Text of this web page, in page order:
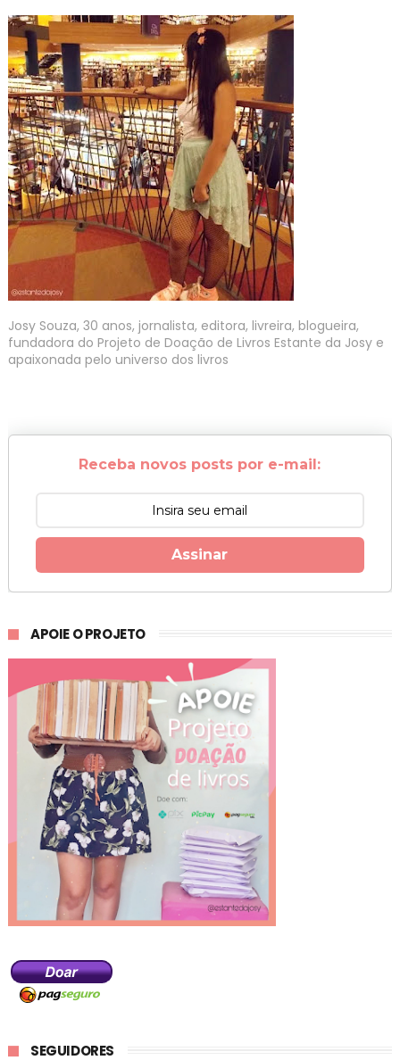
Josy Souza, 30 anos, jornalista, editora, livreira, blogueira,
fundadora do Projeto de Doação de Livros Estante da Josy e
apaixonada pelo universo dos livros
Receba novos posts por e-mail:
Assinar
APOIE O PROJETO
SEGUIDORES